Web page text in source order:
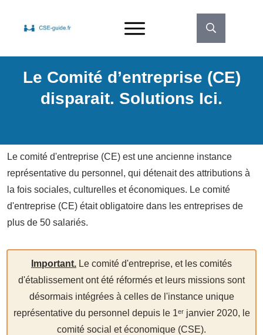
Le Comité d’entreprise (CE)
disparait. Solutions Ici.
Le comité d'entreprise (CE) est une ancienne instance
représentative du personnel, qui détenait des attributions à
la fois sociales, culturelles et économiques. Le comité
d'entreprise (CE) était obligatoire dans les entreprises de
plus de 50 salariés.
Important. Le comité d'entreprise, et les comités
d'établissement ont été réformés et leurs missions sont
désormais intégrées à celles de l'instance unique
représentative du personnel depuis le 1ᵉʳ janvier 2020, le
comité social et économique (CSE).